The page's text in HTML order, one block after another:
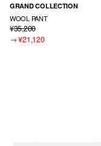
GRAND COLLECTION
WOOL PANT
¥35,200
→¥21,120